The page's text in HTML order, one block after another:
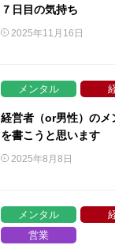
７日目の気持ち
2025年11月16日
メンタル
経営者（or男性）のメ
を書こうと思います
2025年8月8日
メンタル
営業